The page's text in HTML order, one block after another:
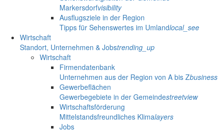
Markersdorfvisibility
Ausflugsziele in der Region
Tipps für Sehenswertes im Umlandlocal_see
Wirtschaft
Standort, Unternehmen & Jobstrending_up
Wirtschaft
Firmendatenbank
Unternehmen aus der Region von A bis Zbusiness
Gewerbeflächen
Gewerbegebiete in der Gemeindestreetview
Wirtschaftsförderung
Mittelstandsfreundliches Klimalayers
Jobs